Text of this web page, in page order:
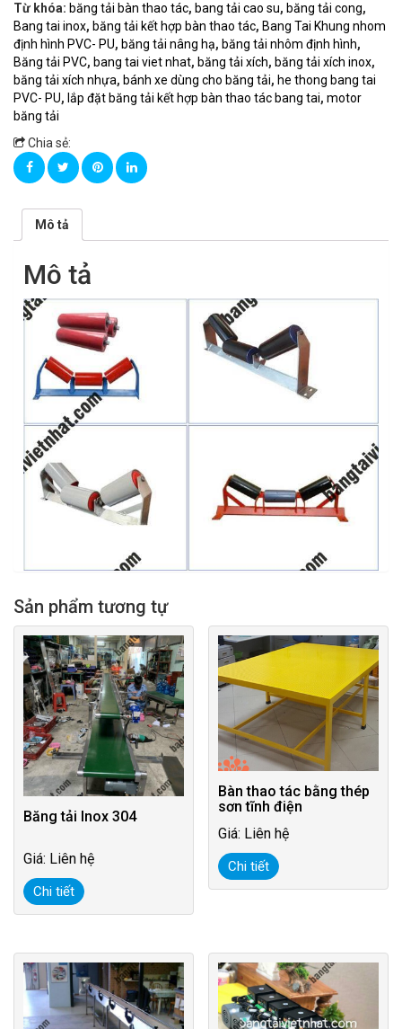
Từ khóa: băng tải bàn thao tác, bang tải cao su, băng tải cong,
Bang tai inox, băng tải kết hợp bàn thao tác, Bang Tai Khung nhom
định hình PVC- PU, băng tải nâng hạ, băng tải nhôm định hình,
Băng tải PVC, bang tai viet nhat, băng tải xích, băng tải xích inox,
băng tải xích nhựa, bánh xe dùng cho băng tải, he thong bang tai
PVC- PU, lắp đặt băng tải kết hợp bàn thao tác bang tai, motor
băng tải
Chia sẻ:
Mô tả
Mô tả
Sản phẩm tương tự
Băng tải Inox 304
Giá: Liên hệ
Chi tiết
Bàn thao tác bằng thép
sơn tĩnh điện
Giá: Liên hệ
Chi tiết